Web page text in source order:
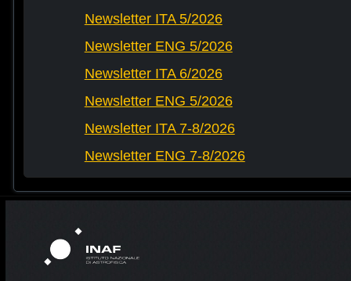
Newsletter ITA 5/2026
Newsletter ENG 5/2026
Newsletter ITA 6/2026
Newsletter ENG 5/2026
Newsletter ITA 7-8/2026
Newsletter ENG 7-8/2026